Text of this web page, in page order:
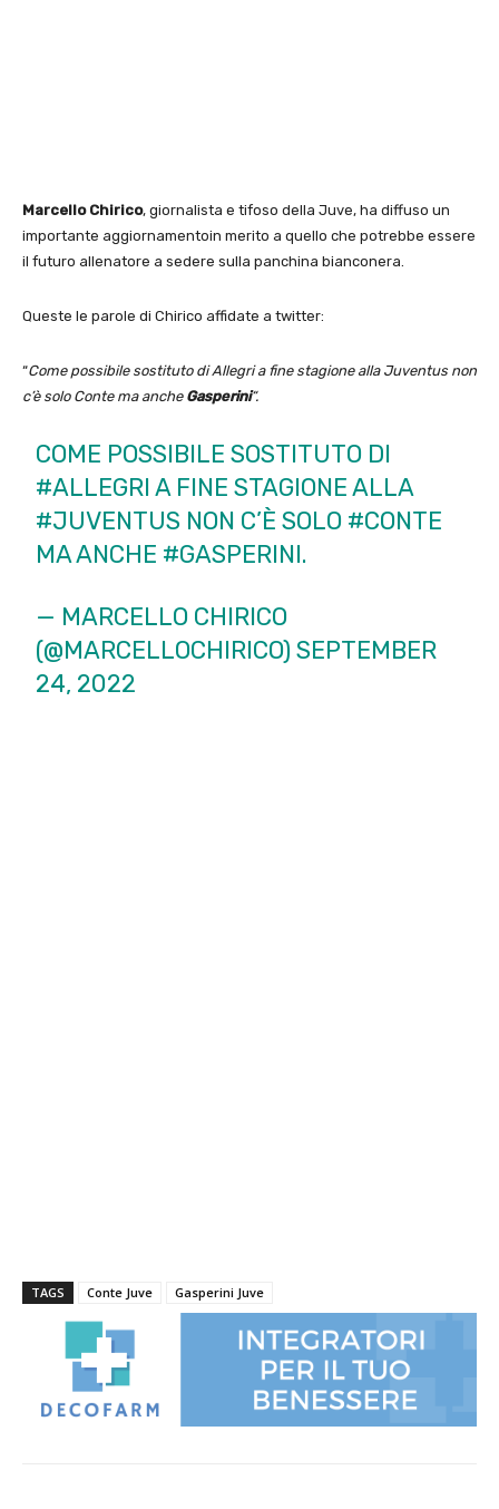
Marcello Chirico, giornalista e tifoso della Juve, ha diffuso un
importante aggiornamentoin merito a quello che potrebbe essere
il futuro allenatore a sedere sulla panchina bianconera.
Queste le parole di Chirico affidate a twitter:
“Come possibile sostituto di Allegri a fine stagione alla Juventus non
c’è solo Conte ma anche Gasperini“.
COME POSSIBILE SOSTITUTO DI
#ALLEGRIA FINE STAGIONE ALLA
#JUVENTUS NON C’È SOLO #CONTE
MA ANCHE #GASPERINI.
— MARCELLO CHIRICO
(@MARCELLOCHIRICO)SEPTEMBER
24, 2022
TAGS Conte Juve Gasperini Juve